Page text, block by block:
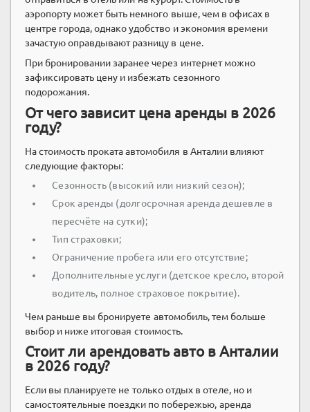
аэропорту может быть немного выше, чем в офисах в
центре города, однако удобство и экономия времени
зачастую оправдывают разницу в цене.
При бронировании заранее через интернет можно
зафиксировать цену и избежать сезонного
подорожания.
От чего зависит цена аренды в 2026
году?
На стоимость проката автомобиля в Анталии влияют
следующие факторы:
Сезонность (высокий или низкий сезон);
Срок аренды (долгосрочная аренда дешевле в
пересчёте на сутки);
Тип страховки;
Ограничение пробега или его отсутствие;
Дополнительные услуги (детское кресло, второй
водитель, полное страховое покрытие).
Чем раньше вы бронируете автомобиль, тем больше
выбор и ниже итоговая стоимость.
Стоит ли арендовать авто в Анталии
в 2026 году?
Если вы планируете не только отдых в отеле, но и
самостоятельные поездки по побережью, аренда